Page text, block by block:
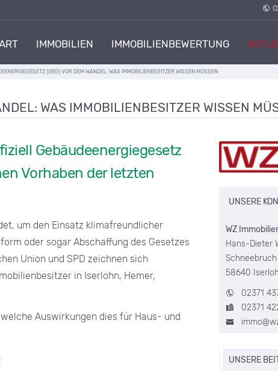
IMMOBILIEN IMMOBILIENBEWERTUNG
(GEG) VOR DEM WANDEL: WAS IMMOBILIENBESITZER WISSEN MÜSSEN
WAS IMMOBILIENBESITZER WISSEN
Gebäudeenergiegesetz
Vorhaben der letzten
um den Einsatz klimafreundlicher
oder sogar Abschaffung des Gesetzes
Union und SPD zeichnen sich
in Iserlohn, Hemer,
Auswirkungen dies für Haus- und
UNSERE
WZ
Hans-Dieter
58640
02371
02371
UNSERE